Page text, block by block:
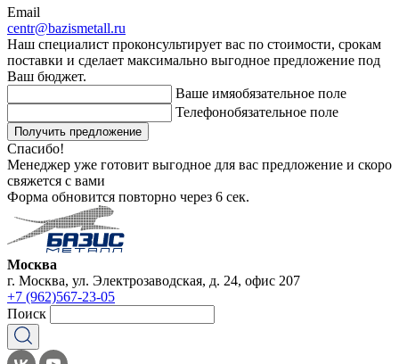
Email
centr@bazismetall.ru
Наш специалист проконсультирует вас по стоимости, срокам
поставки и сделает максимально выгодное предложение под
Ваш бюджет.
Ваше имяобязательное поле
Телефонобязательное поле
Получить предложение
Спасибо!
Менеджер уже готовит выгодное для вас предложение и скоро
свяжется с вами
Форма обновится повторно через 6 сек.
Москва
г. Москва, ул. Электрозаводская, д. 24, офис 207
+7 (962)567-23-05
Поиск